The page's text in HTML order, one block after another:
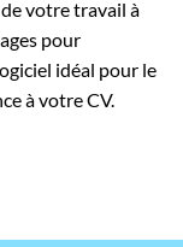
votre travail à
pour
idéal pour le
à votre CV.